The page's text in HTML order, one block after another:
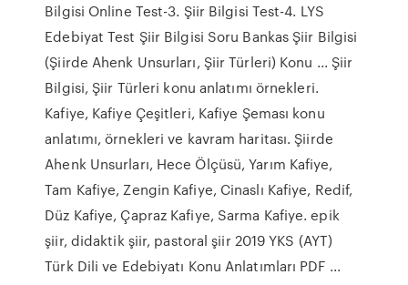
Bilgisi Online Test-3. Şiir Bilgisi Test-4. LYS
Edebiyat Test Şiir Bilgisi Soru Bankas Şiir Bilgisi
(Şiirde Ahenk Unsurları, Şiir Türleri) Konu ... Şiir
Bilgisi, Şiir Türleri konu anlatımı örnekleri.
Kafiye, Kafiye Çeşitleri, Kafiye Şeması konu
anlatımı, örnekleri ve kavram haritası. Şiirde
Ahenk Unsurları, Hece Ölçüsü, Yarım Kafiye,
Tam Kafiye, Zengin Kafiye, Cinaslı Kafiye, Redif,
Düz Kafiye, Çapraz Kafiye, Sarma Kafiye. epik
şiir, didaktik şiir, pastoral şiir 2019 YKS (AYT)
Türk Dili ve Edebiyatı Konu Anlatımları PDF ...